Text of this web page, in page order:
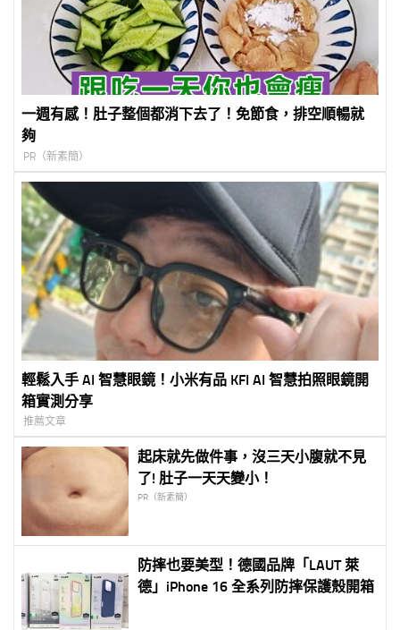
一週有感！肚子整個都消下去了！免節食，排空順暢就
夠
PR（新素簡）
輕鬆入手 AI 智慧眼鏡！小米有品 KFI AI 智慧拍照眼鏡開
箱實測分享
推薦文章
起床就先做件事，沒三天小腹就不見
了! 肚子一天天變小！
PR（新素簡）
防摔也要美型！德國品牌「LAUT 萊
德」iPhone 16 全系列防摔保護殼開箱